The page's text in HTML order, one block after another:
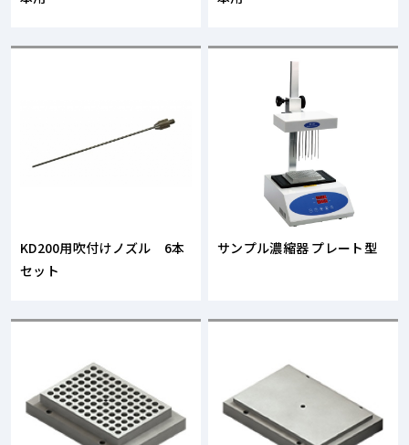
KD200用吹付けノズル 6本
セット
サンプル濃縮器 プレート型